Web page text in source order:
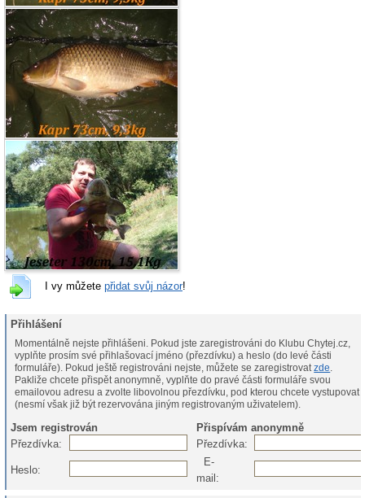
I vy můžete přidat svůj názor!
Přihlášení
Momentálně nejste přihlášeni. Pokud jste zaregistrováni do Klubu Chytej.cz,
vyplňte prosím své přihlašovací jméno (přezdívku) a heslo (do levé části
formuláře). Pokud ještě registrováni nejste, můžete se zaregistrovatzde
Pakliže chcete přispět anonymně, vyplňte do pravé části formuláře svou
emailovou adresu a zvolte libovolnou přezdívku, pod kterou chcete vystupovat
(nesmí však již být rezervována jiným registrovaným uživatelem).
Jsem registrován
Přispívám anonymně
Přezdívka:
Přezdívka:
Heslo:
E-
mail: